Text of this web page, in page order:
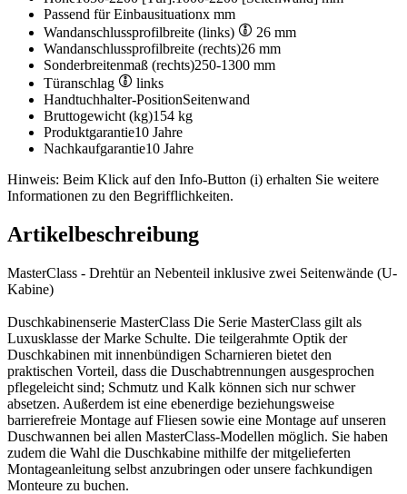
Passend für Einbausituationx mm
Wandanschlussprofilbreite (links)
26 mm
Wandanschlussprofilbreite (rechts)26 mm
Sonderbreitenmaß (rechts)250-1300 mm
Türanschlag
links
Handtuchhalter-PositionSeitenwand
Bruttogewicht (kg)154 kg
Produktgarantie10 Jahre
Nachkaufgarantie10 Jahre
Hinweis: Beim Klick auf den Info-Button (i) erhalten Sie weitere
Informationen zu den Begrifflichkeiten.
Artikelbeschreibung
MasterClass - Drehtür an Nebenteil inklusive zwei Seitenwände (U-
Kabine)
Duschkabinenserie MasterClass Die Serie MasterClass gilt als
Luxusklasse der Marke Schulte. Die teilgerahmte Optik der
Duschkabinen mit innenbündigen Scharnieren bietet den
praktischen Vorteil, dass die Duschabtrennungen ausgesprochen
pflegeleicht sind; Schmutz und Kalk können sich nur schwer
absetzen. Außerdem ist eine ebenerdige beziehungsweise
barrierefreie Montage auf Fliesen sowie eine Montage auf unseren
Duschwannen bei allen MasterClass-Modellen möglich. Sie haben
zudem die Wahl die Duschkabine mithilfe der mitgelieferten
Montageanleitung selbst anzubringen oder unsere fachkundigen
Monteure zu buchen.